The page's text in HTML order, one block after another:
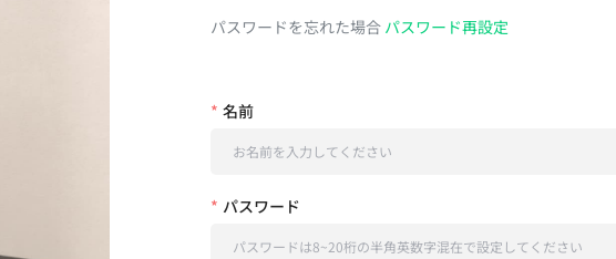
パスワードを忘れた場合 パスワード再設定
名前
パスワード